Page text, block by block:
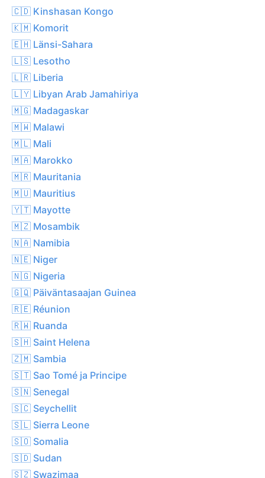
🇨🇩 Kinshasan Kongo
🇰🇲 Komorit
🇪🇭 Länsi-Sahara
🇱🇸 Lesotho
🇱🇷 Liberia
🇱🇾 Libyan Arab Jamahiriya
🇲🇬 Madagaskar
🇲🇼 Malawi
🇲🇱 Mali
🇲🇦 Marokko
🇲🇷 Mauritania
🇲🇺 Mauritius
🇾🇹 Mayotte
🇲🇿 Mosambik
🇳🇦 Namibia
🇳🇪 Niger
🇳🇬 Nigeria
🇬🇶 Päiväntasaajan Guinea
🇷🇪 Réunion
🇷🇼 Ruanda
🇸🇭 Saint Helena
🇿🇲 Sambia
🇸🇹 Sao Tomé ja Principe
🇸🇳 Senegal
🇸🇨 Seychellit
🇸🇱 Sierra Leone
🇸🇴 Somalia
🇸🇩 Sudan
🇸🇿 Swazimaa